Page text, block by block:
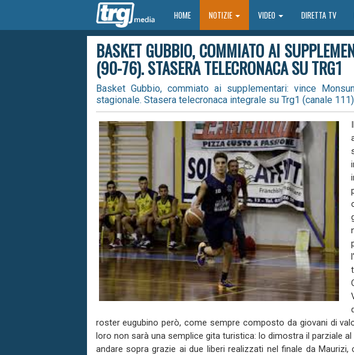
HOMEHOME NOTIZIE VIDEO DIRETTA TV
BASKET GUBBIO, COMMIATO AI
(90-76). STASERA TELECRONACA SU TRG1
Basket Gubbio, commiato ai supplementari: vince
stagionale. Stasera telecronaca integrale su Trg1 (canale
roster eugubino però, come sempre composto da giovani di
loro non sarà una semplice gita turistica: lo dimostra il parziale
andare sopra grazie ai due liberi realizzati nel finale da